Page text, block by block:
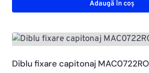
Adaugă în coș
Diblu fixare capitonaj